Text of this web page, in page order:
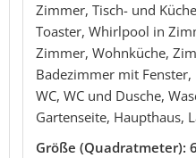
Zimmer, Tisch- und
Toaster, Whirlpool in
Zimmer, Wohnküche,
Badezimmer mit
WC, WC und Dusche,
Gartenseite, Haupthaus,
Größe (Quadratmeter):